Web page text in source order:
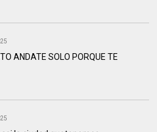
ANDATE SOLO PORQUE TE